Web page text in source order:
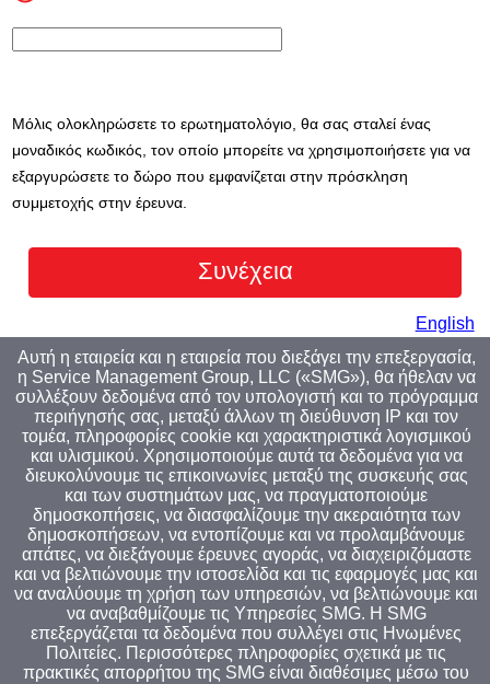
Μόλις ολοκληρώσετε το ερωτηματολόγιο, θα σας σταλεί ένας
μοναδικός κωδικός, τον οποίο μπορείτε να χρησιμοποιήσετε για να
εξαργυρώσετε το δώρο που εμφανίζεται στην πρόσκληση
συμμετοχής στην έρευνα.
English
Αυτή η εταιρεία και η εταιρεία που διεξάγει την επεξεργασία,
η Service Management Group, LLC («SMG»), θα ήθελαν να
συλλέξουν δεδομένα από τον υπολογιστή και το πρόγραμμα
περιήγησής σας, μεταξύ άλλων τη διεύθυνση IP και τον
τομέα, πληροφορίες cookie και χαρακτηριστικά λογισμικού
και υλισμικού. Χρησιμοποιούμε αυτά τα δεδομένα για να
διευκολύνουμε τις επικοινωνίες μεταξύ της συσκευής σας
και των συστημάτων μας, να πραγματοποιούμε
δημοσκοπήσεις, να διασφαλίζουμε την ακεραιότητα των
δημοσκοπήσεων, να εντοπίζουμε και να προλαμβάνουμε
απάτες, να διεξάγουμε έρευνες αγοράς, να διαχειριζόμαστε
και να βελτιώνουμε την ιστοσελίδα και τις εφαρμογές μας και
να αναλύουμε τη χρήση των υπηρεσιών, να βελτιώνουμε και
να αναβαθμίζουμε τις Υπηρεσίες SMG. Η SMG
επεξεργάζεται τα δεδομένα που συλλέγει στις Ηνωμένες
Πολιτείες. Περισσότερες πληροφορίες σχετικά με τις
πρακτικές απορρήτου της SMG είναι διαθέσιμες μέσω του